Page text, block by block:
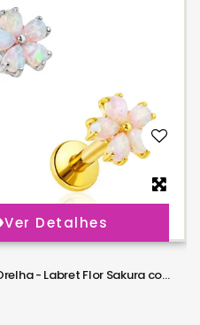
Ver Detalhes
Piercing para Orelha - Labret Flor Sakura com pedra Opala - 6ORE1079